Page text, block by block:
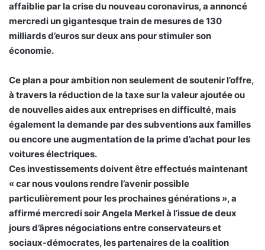
affaiblie par la crise du nouveau coronavirus, a annoncé
mercredi un gigantesque train de mesures de 130
milliards d’euros sur deux ans pour stimuler son
économie.
Ce plan a pour ambition non seulement de soutenir l’offre,
à travers la réduction de la taxe sur la valeur ajoutée ou
de nouvelles aides aux entreprises en difficulté, mais
également la demande par des subventions aux familles
ou encore une augmentation de la prime d’achat pour les
voitures électriques.
Ces investissements doivent être effectués maintenant
« car nous voulons rendre l’avenir possible
particulièrement pour les prochaines générations », a
affirmé mercredi soir Angela Merkel à l’issue de deux
jours d’âpres négociations entre conservateurs et
sociaux-démocrates, les partenaires de la coalition